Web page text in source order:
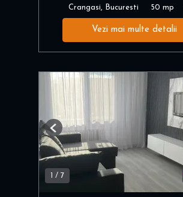
Crangasi, Bucuresti 50 mp
Vezi mai multe detalii
1 / 7
Previous